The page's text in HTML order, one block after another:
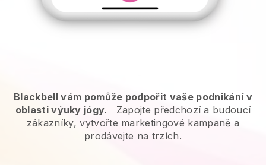
Blackbell vám pomůže podpořit vaše podnikání v
oblasti výuky jógy.
Zapojte předchozí a budoucí
zákazníky, vytvořte marketingové kampaně a
prodávejte na trzích.